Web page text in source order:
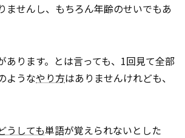
ませんし、もちろん年齢のせいでもあ
あります。とは言っても、1回見て全部
ようなやり方はありませんけれども、
うしても単語が覚えられないとした